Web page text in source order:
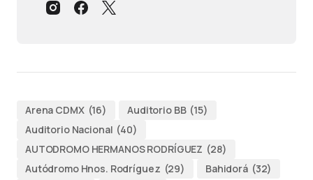
Arena CDMX (16) Auditorio BB (15)
Auditorio Nacional (40)
AUTODROMO HERMANOS RODRÍGUEZ (28)
Autódromo Hnos. Rodríguez (29) Bahidorá (32)